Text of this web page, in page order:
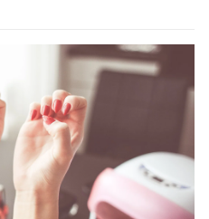
commestibile al gusto